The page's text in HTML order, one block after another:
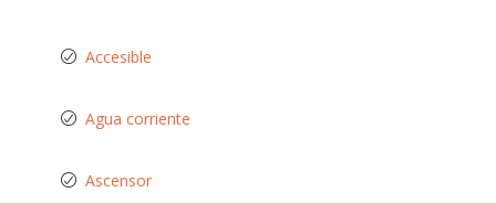
Accesible
Agua corriente
Ascensor